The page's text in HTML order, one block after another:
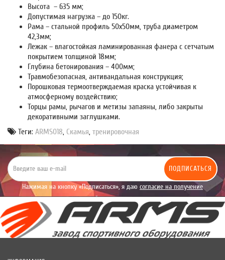
Высота – 635 мм;
Допустимая нагрузка – до 150кг.
Рама – стальной профиль 50х50мм, труба диаметром
42,3мм;
Лежак – влагостойкая ламинированная фанера с сетчатым
покрытием толщиной 18мм;
Глубина бетонирования – 400мм;
Травмобезопасная, антивандальная конструкция;
Порошковая термоотверждаемая краска устойчивая к
атмосферному воздействию;
Торцы рамы, рычагов и метизы запаяны, либо закрыты
декоративными заглушками.
Теги: ARMS018, Скамья, тренировочная
ПОДПИСАТЬСЯ
Нажимая на кнопку «Подписаться», я даю согласие на получение
уведомлений рекламного характера.